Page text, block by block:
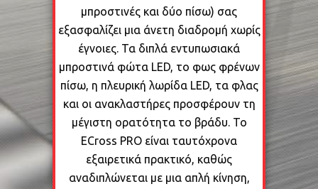
μπροστινές και δύο πίσω) σας
εξασφαλίζει μια άνετη διαδρομή χωρίς
έγνοιες. Τα διπλά εντυπωσιακά
μπροστινά φώτα LED, το φως φρένων
πίσω, η πλευρική λωρίδα LED, τα φλας
και οι ανακλαστήρες προσφέρουν τη
μέγιστη ορατότητα το βράδυ. Το
ECross PRO είναι ταυτόχρονα
εξαιρετικά πρακτικό, καθώς
αναδιπλώνεται με μια απλή κίνηση,